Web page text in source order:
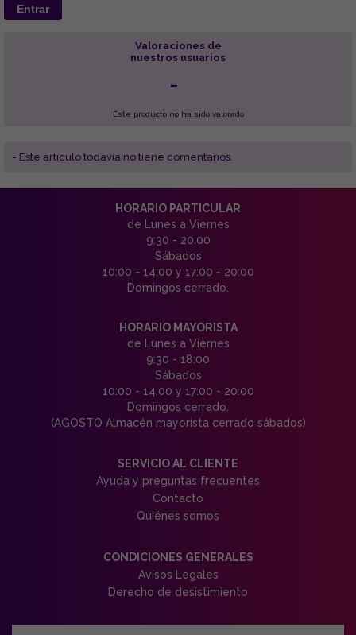
Entrar
Valoraciones de
nuestros usuarios
-
Este producto no ha sido valorado
- Este articulo todavía no tiene comentarios.
HORARIO PARTICULAR
de Lunes a Viernes
9:30 - 20:00
Sábados
10:00 - 14:00 y 17:00 - 20:00
Domingos cerrado.
HORARIO MAYORISTA
de Lunes a Viernes
9:30 - 18:00
Sábados
10:00 - 14:00 y 17:00 - 20:00
Domingos cerrado.
(AGOSTO Almacén mayorista cerrado sábados)
SERVICIO AL CLIENTE
Ayuda y preguntas frecuentes
Contacto
Quiénes somos
CONDICIONES GENERALES
Avisos Legales
Derecho de desistimiento